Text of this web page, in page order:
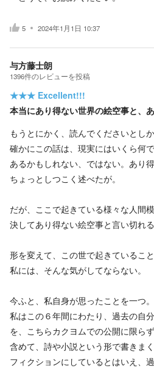
5 2024年1月1日 10:37
与方藤士朗
1396件のレビューを投稿
★★★ Excellent!!!
本当にあり得ない世界の絵空事と、
もうとにかく、読んでくださいとし
確かにこの話は、現実にはいくら何
あるかもしれない、ではない。あり
ちょっとしつこく述べたが。
だが、ここで起きている様々な人間
決してあり得ない絵空事と言い切れ
形を変えて、この世で起きているこ
私には、そんな気がしてならない。
今ふと、私自身が思ったことを一つ。
私はこの６年間にわたり、過去の自
を、こちらカクヨムでの公開に限ら
含めて、詩や小説という形で書きま
フィクションにしているとはいえ、